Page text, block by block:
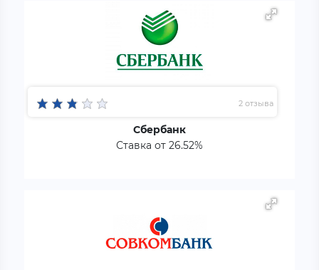
2 отзыва
Сбербанк
Ставка от 26.52%